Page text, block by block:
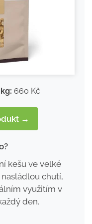
660 Kč
→
kešu ve velké
chutí,
využitím v
den.